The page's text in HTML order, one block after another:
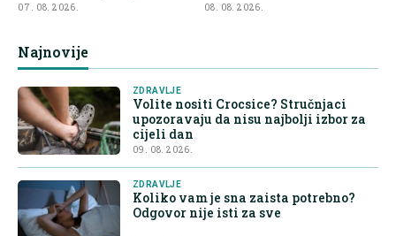
07. 08. 2026. 08. 08. 2026.
Najnovije
ZDRAVLJE
Volite nositi Crocsice? Stručnjaci
upozoravaju da nisu najbolji izbor za
cijeli dan
09. 08. 2026.
ZDRAVLJE
Koliko vam je sna zaista potrebno?
Odgovor nije isti za sve